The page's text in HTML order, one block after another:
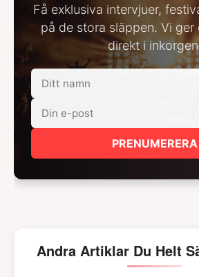
Få exklusiva intervjuer,
på de stora släppen. Vi ger
direkt i
PRENUMERERA
Andra Artiklar Du Helt